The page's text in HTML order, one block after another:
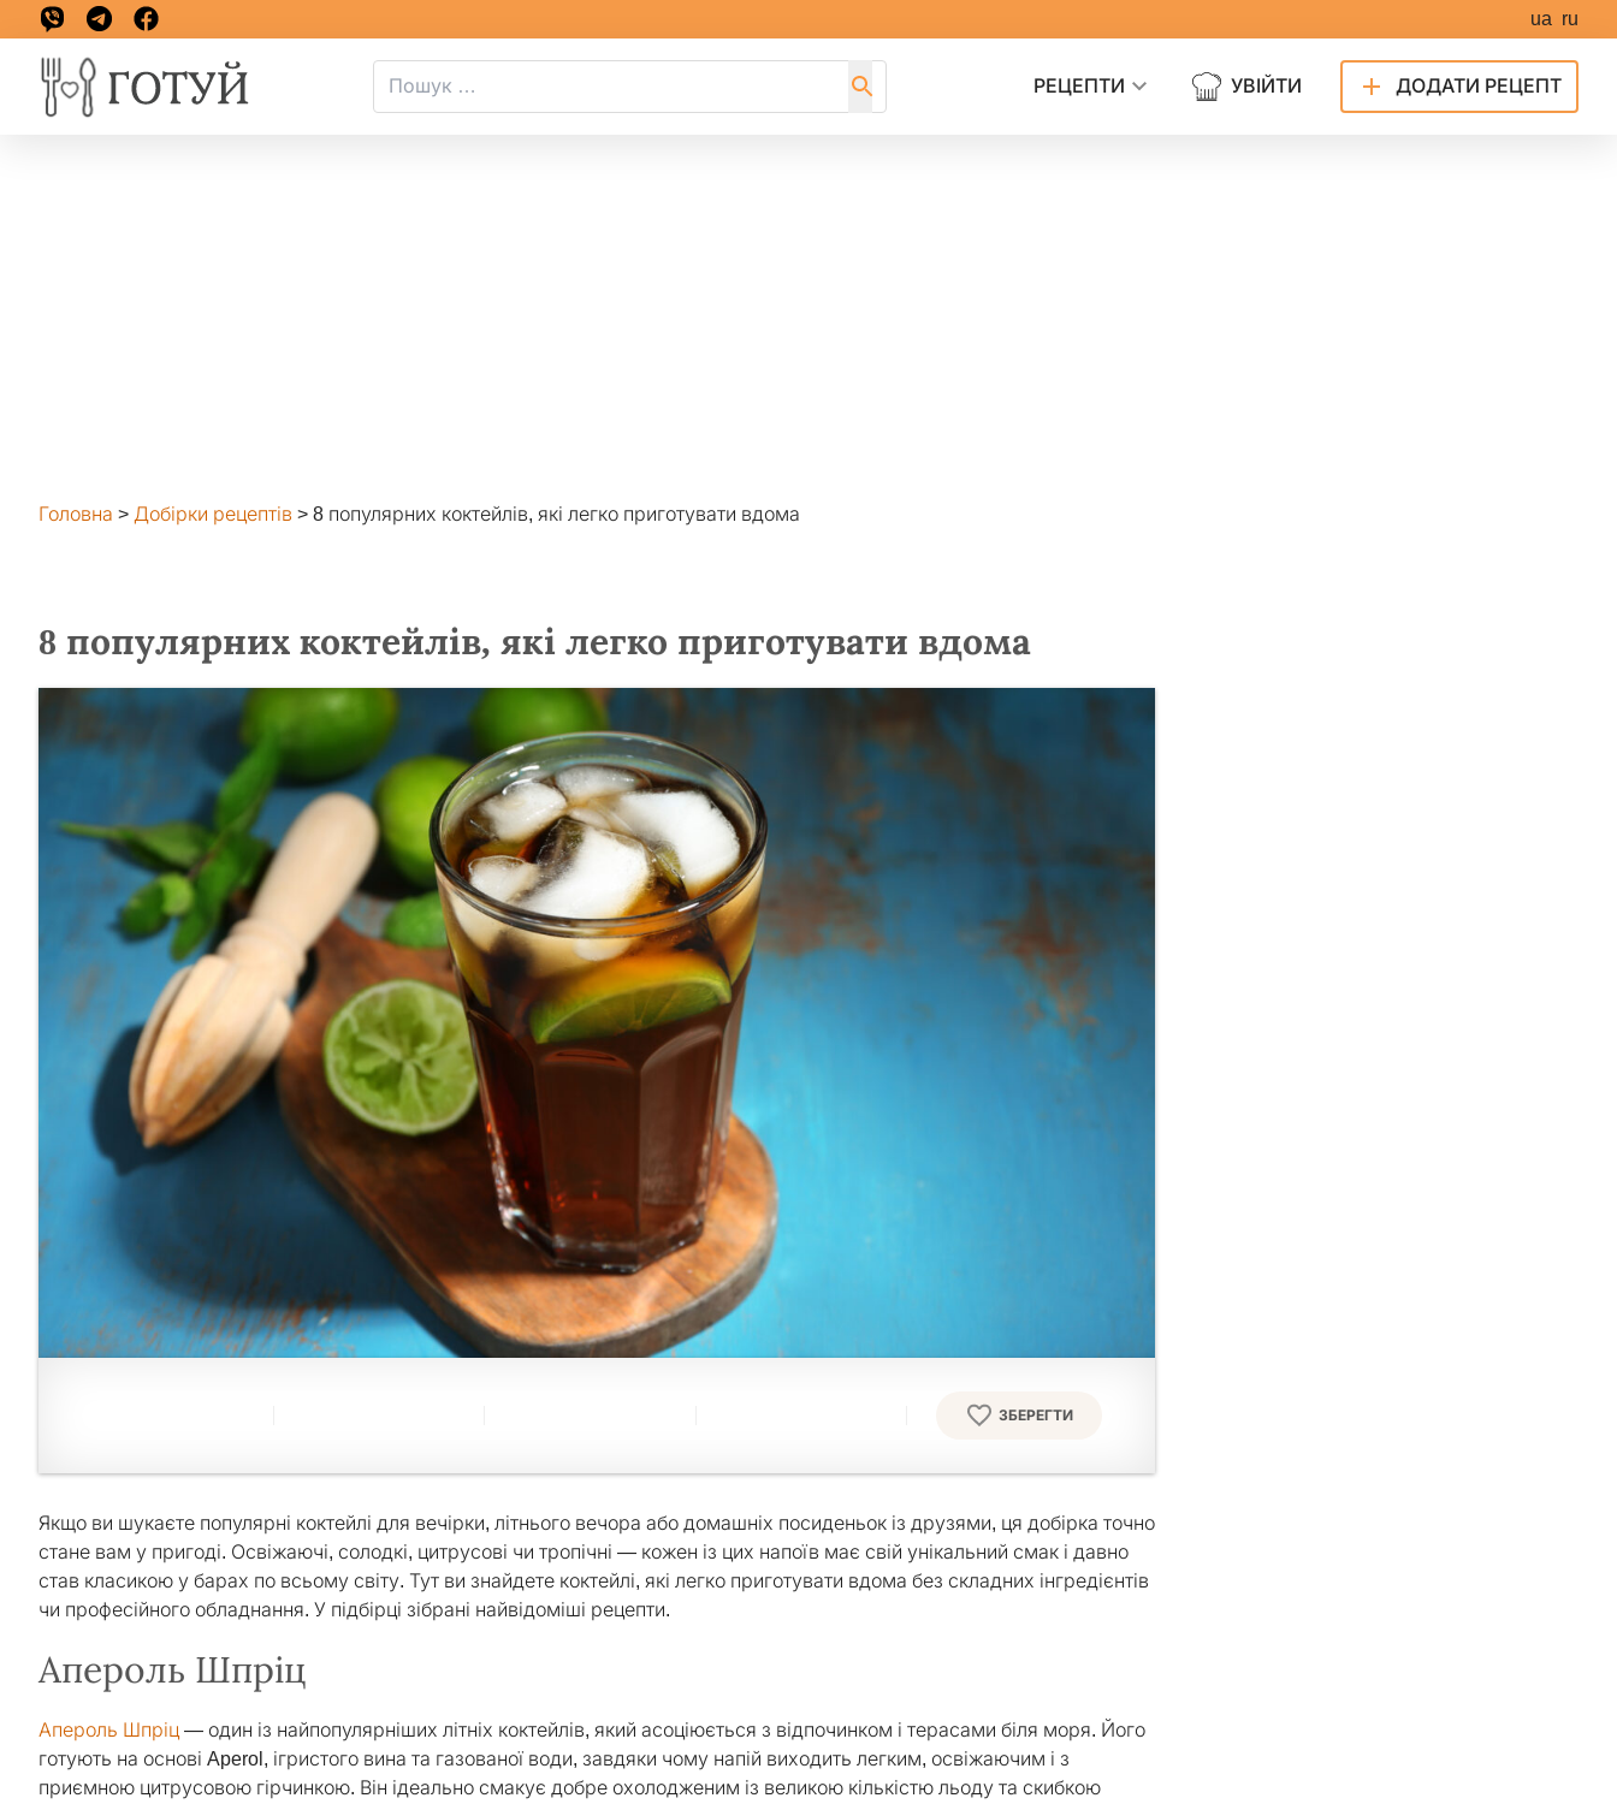
ua ru
РЕЦЕПТИ УВІЙТИ ДОДАТИ РЕЦЕПТ
Головна > Добірки рецептів > 8 популярних коктейлів, які легко приготувати вдома
8 популярних коктейлів, які легко приготувати вдома
ЗБЕРЕГТИ
Якщо ви шукаєте популярні коктейлі для вечірки, літнього вечора або домашніх посиденьок із друзями, ця добірка точно
стане вам у пригоді. Освіжаючі, солодкі, цитрусові чи тропічні — кожен із цих напоїв має свій унікальний смак і давно
став класикою у барах по всьому світу. Тут ви знайдете коктейлі, які легко приготувати вдома без складних інгредієнтів
чи професійного обладнання. У підбірці зібрані найвідоміші рецепти.
Апероль Шпріц
Апероль Шпріц — один із найпопулярніших літніх коктейлів, який асоціюється з відпочинком і терасами біля моря. Його
готують на основі Aperol, ігристого вина та газованої води, завдяки чому напій виходить легким, освіжаючим і з
приємною цитрусовою гірчинкою. Він ідеально смакує добре охолодженим із великою кількістю льоду та скибкою